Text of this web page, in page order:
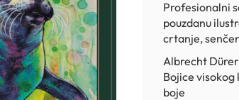
Profesionalni
pouzdanu
crtanje,
Albrecht
Bojice
boje